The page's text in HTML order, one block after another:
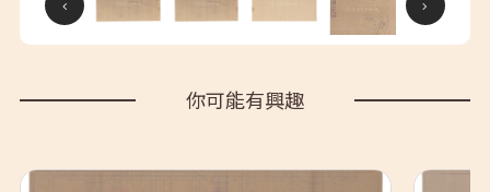
你可能有興趣